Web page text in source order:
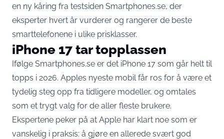
en ny kåring fra testsiden Smartphones.se, der
eksperter hvert år vurderer og rangerer de beste
smarttelefonene i ulike prisklasser.
iPhone 17 tar topplassen
Ifølge Smartphones.se er det iPhone 17 som går helt til
topps i 2026. Apples nyeste mobil får ros for å være et
tydelig steg opp fra tidligere modeller, og omtales
som et trygt valg for de aller fleste brukere.
Ekspertene peker på at Apple har klart noe som er
vanskelig i praksis: å gjøre en allerede svært god